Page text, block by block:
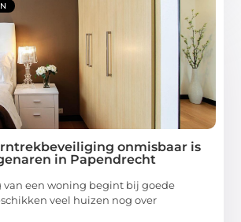
onmisbaar is
in Papendrecht
van een woning begint bij goede
veel huizen nog over